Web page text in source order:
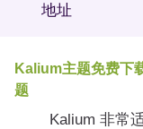
地址
Kalium主题免费下
题
Kalium 非常适